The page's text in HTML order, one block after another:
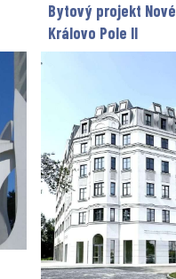
Bytový projekt
Královo Pole II